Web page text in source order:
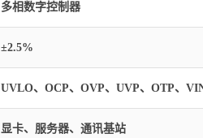
多相数字控制器
±2.5%
UVLO、OCP、OVP、UVP、OTP、
显卡、服务器、通讯基站